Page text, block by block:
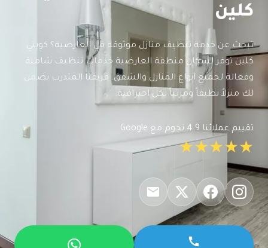
كلين
تبحث عن خدمة تنظيف منازل موثوقة في العارضية؟ كويتي
كلين توفر لسكان منطقة العارضية خدمات تنظيف شاملة
وفعالة لجميع أنواع المنازل والشقق. فريقنا المتدرب يضمن
لك منزلاً نظيفاً ومرتباً بكل احترافية.
تقييم عملائنا 4.9 نجوم مع Google
★★★★★